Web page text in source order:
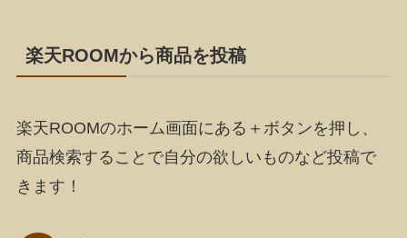
楽天ROOMから商品を投稿
楽天ROOMのホーム画面にある＋ボタンを押し、
商品検索することで自分の欲しいものなど投稿で
きます！